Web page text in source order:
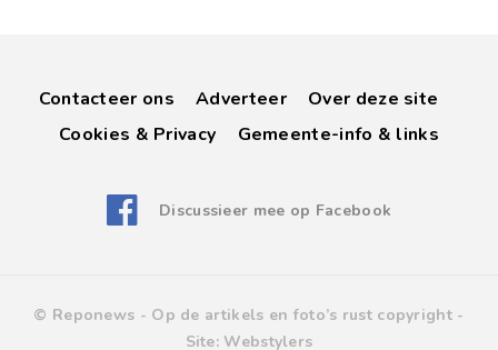
Contacteer ons Adverteer
Over deze site
Cookies & Privacy
Gemeente-info & links
Discussieer mee op Facebook
© Reponews - Op de artikels en foto’s rust copyright -
Site: Webstylers